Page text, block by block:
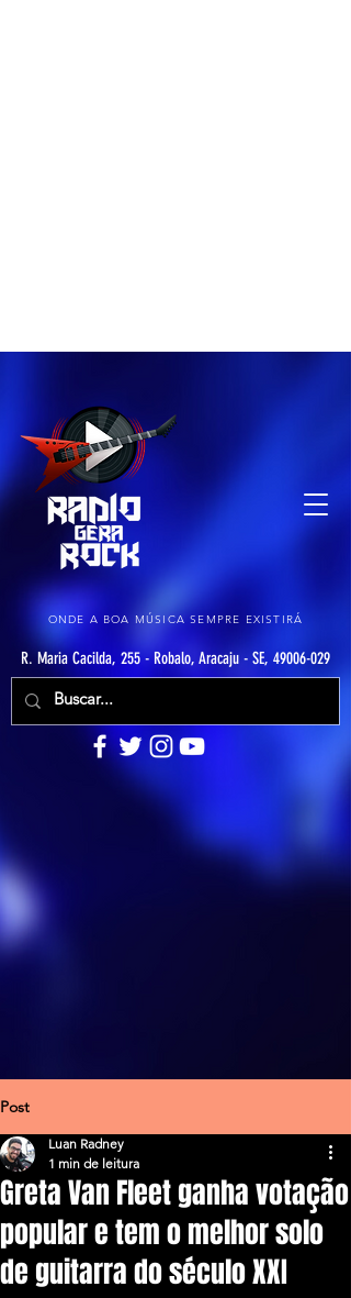
ONDE A BOA MÚSICA SEMPRE EXISTIRÁ
R. Maria Cacilda, 255 - Robalo, Aracaju - SE, 49006-029
Post
Greta Van Fleet ganha votação
popular e tem o melhor solo
de guitarra do século XXI
Luan Radney
1 min de leitura